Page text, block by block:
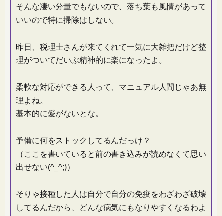
そんな凄い分量でもないので、落ち葉も風情があって
いいので特に掃除はしない。
昨日、税理士さんが来てくれて一気に大雑把だけど整
理がついてだいぶ精神的に楽になったよ。
柔軟な対応ができる人って、マニュアル人間じゃあ無
理よね。
基本的に愛がないとな。
予備に何をストックしてるんだっけ？
（ここを書いていると前の書き込みが読めなくて思い
出せない(^_^;)）
そりゃ接種した人は自分で自分の免疫をわざわざ破壊
してるんだから、どんな病気にもなりやすくなるわよ